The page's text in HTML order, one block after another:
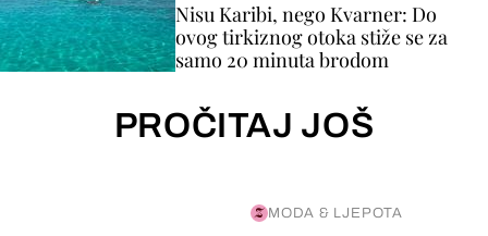
Nisu Karibi, nego Kvarner: Do
ovog tirkiznog otoka stiže se za
samo 20 minuta brodom
PROČITAJ JOŠ
MODA & LJEPOTA